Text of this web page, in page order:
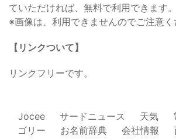
ていただければ、無料で利用できます。
※画像は、利用できませんのでご注意く
【リンクついて】
リンクフリーです。
Jocee サードニュース 天気
ゴリー
お名前辞典 会社情報